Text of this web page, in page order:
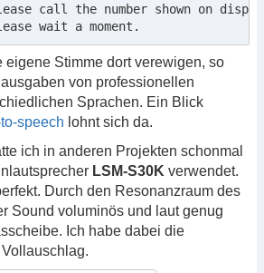
call the number shown on
wait a moment.
eigene Stimme dort verewigen, so
von professionellen
Sprachen. Ein Blick
speech lohnt sich da.
ich in anderen Projekten schonmal
LSM-S30K verwendet.
Durch den Resonanzraum des
Sound voluminös und laut genug
Ich habe dabei die